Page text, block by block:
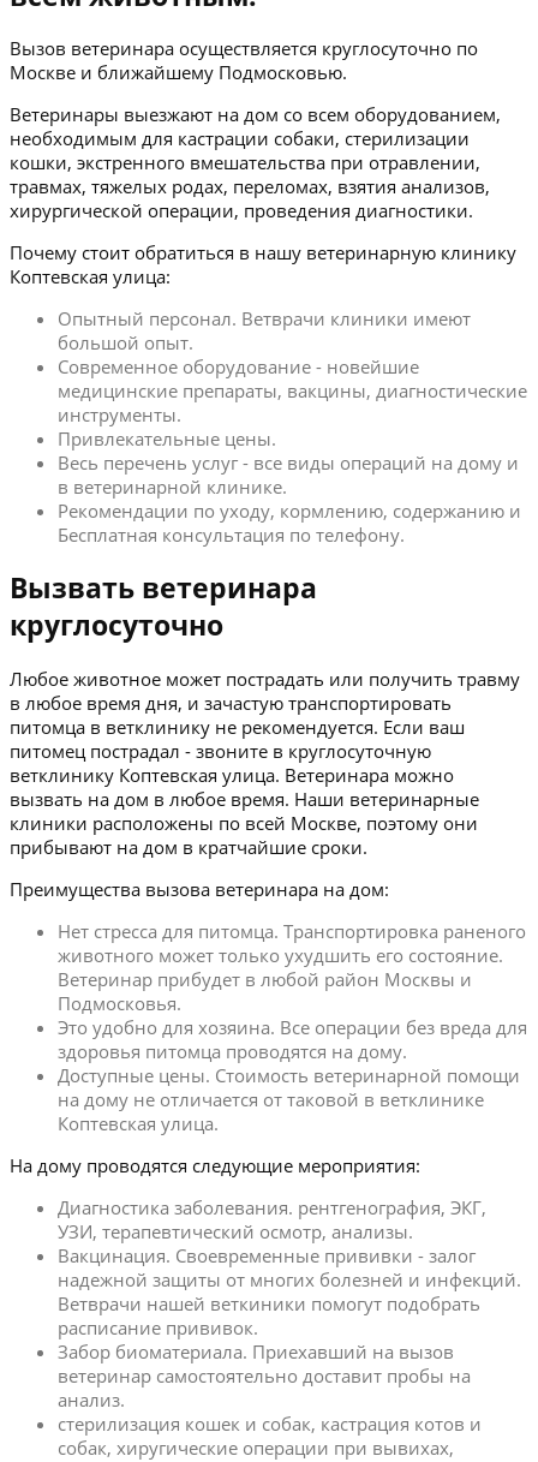
Вызов ветеринара осуществляется круглосуточно по
Москве и ближайшему Подмосковью.
Ветеринары выезжают на дом со всем оборудованием,
необходимым для кастрации собаки, стерилизации
кошки, экстренного вмешательства при отравлении,
травмах, тяжелых родах, переломах, взятия анализов,
хирургической операции, проведения диагностики.
Почему стоит обратиться в нашу ветеринарную клинику
Коптевская улица:
Опытный персонал. Ветврачи клиники имеют
большой опыт.
Современное оборудование - новейшие
медицинские препараты, вакцины, диагностические
инструменты.
Привлекательные цены.
Весь перечень услуг - все виды операций на дому и
в ветеринарной клинике.
Рекомендации по уходу, кормлению, содержанию и
Бесплатная консультация по телефону.
Вызвать ветеринара
круглосуточно
Любое животное может пострадать или получить травму
в любое время дня, и зачастую транспортировать
питомца в ветклинику не рекомендуется. Если ваш
питомец пострадал - звоните в круглосуточную
ветклинику Коптевская улица. Ветеринара можно
вызвать на дом в любое время. Наши ветеринарные
клиники расположены по всей Москве, поэтому они
прибывают на дом в кратчайшие сроки.
Преимущества вызова ветеринара на дом:
Нет стресса для питомца. Транспортировка раненого
животного может только ухудшить его состояние.
Ветеринар прибудет в любой район Москвы и
Подмосковья.
Это удобно для хозяина. Все операции без вреда для
здоровья питомца проводятся на дому.
Доступные цены. Стоимость ветеринарной помощи
на дому не отличается от таковой в ветклинике
Коптевская улица.
На дому проводятся следующие мероприятия:
Диагностика заболевания. рентгенография, ЭКГ,
УЗИ, терапевтический осмотр, анализы.
Вакцинация. Своевременные прививки - залог
надежной защиты от многих болезней и инфекций.
Ветврачи нашей веткиники помогут подобрать
расписание прививок.
Забор биоматериала. Приехавший на вызов
ветеринар самостоятельно доставит пробы на
анализ.
стерилизация кошек и собак, кастрация котов и
собак, хиругические операции при вывихах,